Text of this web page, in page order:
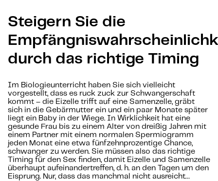
Steigern Sie die
durch das richtige Timing
Im Biologieunterricht haben Sie sich vielleicht
vorgestellt, dass es ruck zuck zur Schwangerschaft
kommt – die Eizelle trifft auf eine Samenzelle, gräbt
sich in die Gebärmutter ein und ein paar Monate später
liegt ein Baby in der Wiege. In Wirklichkeit hat eine
gesunde Frau bis zu einem Alter von dreißig Jahren mit
einem Partner mit einem normalen Spermiogramm
jeden Monat eine etwa fünfzehnprozentige Chance,
schwanger zu werden. Sie müssen also das richtige
Timing für den Sex finden, damit Eizelle und Samenzelle
überhaupt aufeinandertreffen, d. h. an den Tagen um den
Eisprung. Nur, dass das manchmal nicht ausreicht…